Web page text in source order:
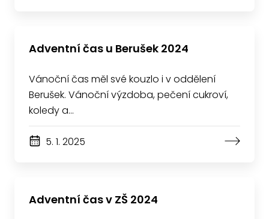
Adventní čas u Berušek 2024
Vánoční čas měl své kouzlo i v oddělení
Berušek. Vánoční výzdoba, pečení cukroví,
koledy a…
5. 1. 2025
Adventní čas v ZŠ 2024